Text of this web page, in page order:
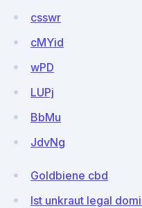
csswr
cMYid
wPD
LUPj
BbMu
JdvNg
Goldbiene cbd
Ist unkraut legal